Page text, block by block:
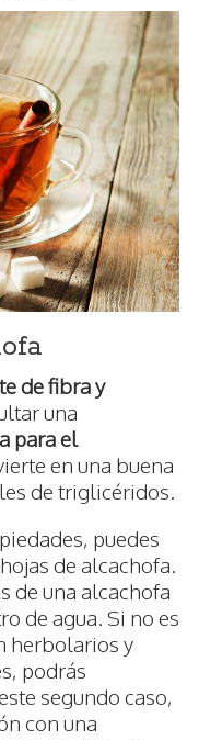
de fibra y
una
para el
en una buena
de triglicéridos.
puedes
de alcachofa.
de una alcachofa
de agua. Si no es
herbolarios y
podrás
segundo caso,
con una